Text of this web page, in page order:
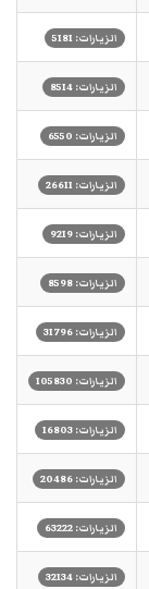
الزيارات: 5181
الزيارات: 8514
الزيارات: 6550
الزيارات: 26611
الزيارات: 9219
الزيارات: 8598
الزيارات: 31796
الزيارات: 105830
الزيارات: 16803
الزيارات: 20486
الزيارات: 63222
الزيارات: 32134